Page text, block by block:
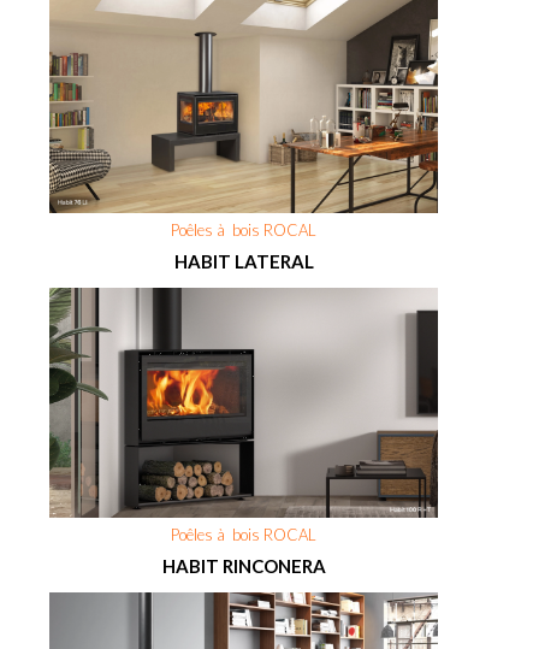
Poêles à bois ROCAL
HABIT LATERAL
Poêles à bois ROCAL
HABIT RINCONERA